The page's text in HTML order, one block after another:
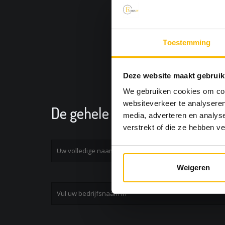
Toestemming
Deze website maakt
We gebruiken cookies om
websiteverkeer te
media, adverteren en
verstrekt of die ze hebben
Weigeren
De gehele prijslijst van onze